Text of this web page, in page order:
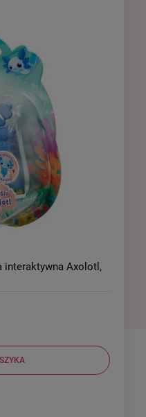
interaktywna Axolotl,